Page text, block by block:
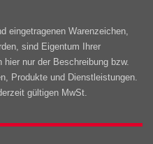
eingetragenen Warenzeichen,
sind Eigentum Ihrer
nur der Beschreibung bzw.
Produkte und Dienstleistungen.
gültigen MwSt.